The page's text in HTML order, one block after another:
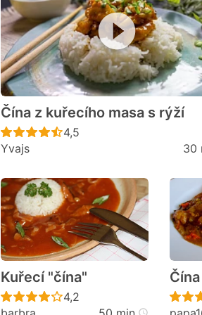
Čína z kuřecího masa s rýží
Recept ještě nebyl
4,5
Yvajs
30
Kuřecí "čína"
Recept ještě nebyl
4,2
Čína